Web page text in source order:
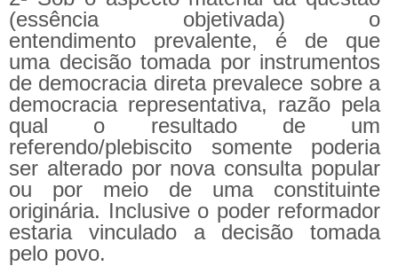
(essência objetivada) o
entendimento prevalente, é de que
uma decisão tomada por instrumentos
de democracia direta prevalece sobre a
democracia representativa, razão pela
qual o resultado de um
referendo/plebiscito somente poderia
ser alterado por nova consulta popular
ou por meio de uma constituinte
originária. Inclusive o poder reformador
estaria vinculado a decisão tomada
pelo povo.